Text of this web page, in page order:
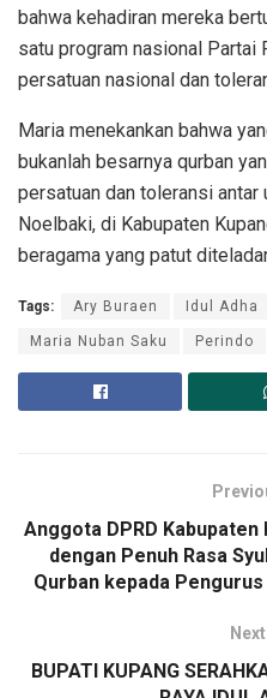
bahwa kehadiran mereka
satu program nasional Partai
persatuan nasional dan
Maria menekankan bahwa
bukanlah besarnya qurban
persatuan dan toleransi antar
Noelbaki, di Kabupaten
beragama yang patut
Tags: Ary Buraen Idul Adha
Maria Nuban Saku Perindo
Anggota DPRD Kabupaten
dengan Penuh Rasa
Qurban kepada
BUPATI KUPANG